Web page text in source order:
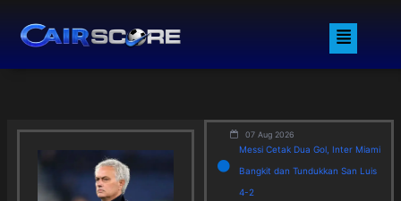
content
Menu
07 Aug 2026
Messi Cetak Dua Gol, Inter Miami
Bangkit dan Tundukkan San Luis
4-2